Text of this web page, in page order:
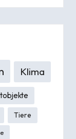
Klima
Tiere